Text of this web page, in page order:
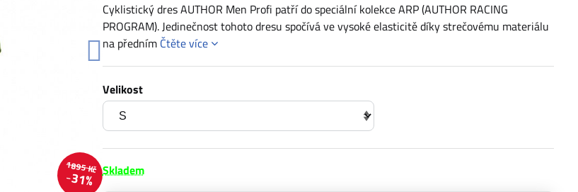
1895 Kč
31%
Cyklistický dres AUTHOR Men Profi patří do speciální kolekce ARP (AUTHOR RACING
PROGRAM). Jedinečnost tohoto dresu spočívá ve vysoké elasticitě díky strečovému materiálu
na předním Čtěte více
Velikost
Skladem